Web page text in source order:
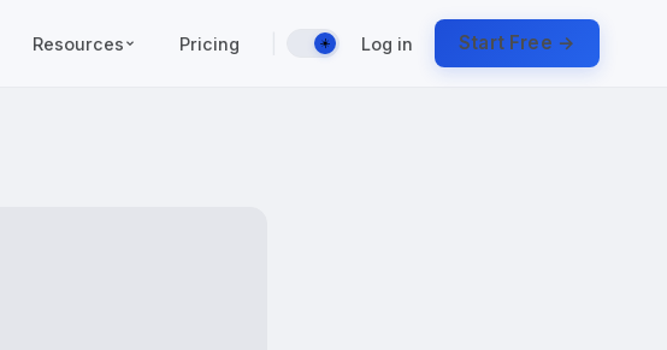
Resources Pricing ☀️ Log in Start Free →